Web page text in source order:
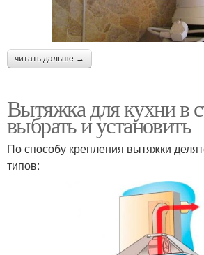
читать дальше →
Вытяжка для кухни в
выбрать и установить
По способу крепления вытяжки
типов: